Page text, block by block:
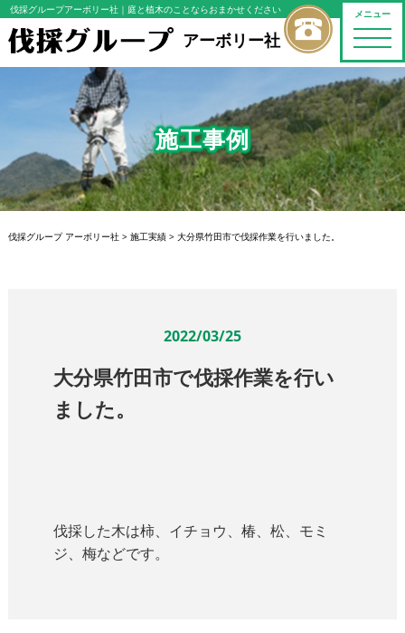
メニュー
toggle
伐採グループアーボリー社｜庭と植木のことならおまかせください
アーボリー社
施工事例
伐採グループ アーボリー社> 施工実績> 大分県竹田市で伐採作業を行いました。
2022/03/25
大分県竹田市で伐採作業を行い
ました。
伐採した木は柿、イチョウ、椿、松、モミ
ジ、梅などです。